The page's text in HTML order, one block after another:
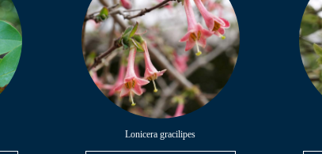
Lonicera gracilipes